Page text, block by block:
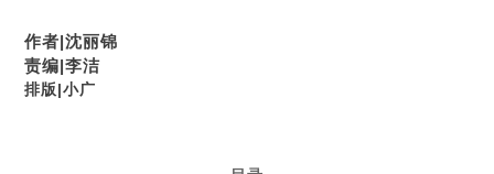
作者|沈丽锦
责编|李洁
排版|小广